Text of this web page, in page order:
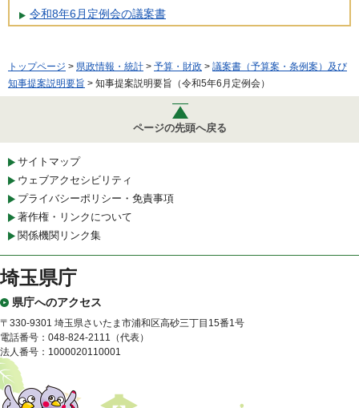
令和8年6月定例会の議案書
トップページ > 県政情報・統計 > 予算・財政 > 議案書（予算案・条例案）及び
知事提案説明要旨 > 知事提案説明要旨（令和5年6月定例会）
ページの先頭へ戻る
サイトマップ
ウェブアクセシビリティ
プライバシーポリシー・免責事項
著作権・リンクについて
関係機関リンク集
埼玉県庁
県庁へのアクセス
〒330-9301 埼玉県さいたま市浦和区高砂三丁目15番1号
電話番号：048-824-2111（代表）
法人番号：1000020110001